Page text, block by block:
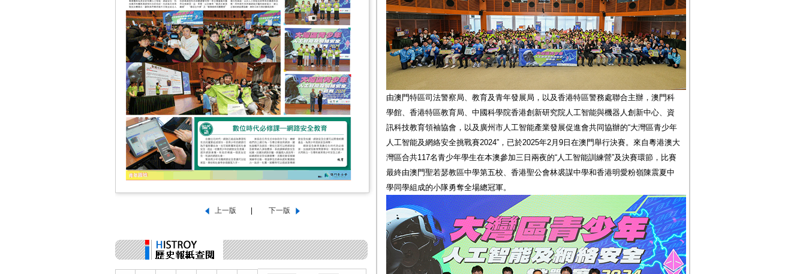
由澳門特區司法警察局、教育及青年發展局，以及香港特區警務處聯合主辦，澳門科
學館、香港特區教育局、中國科學院香港創新研究院人工智能與機器人創新中心、資
訊科技教育領袖協會，以及廣州市人工智能產業發展促進會共同協辦的“大灣區青少年
人工智能及網絡安全挑戰賽2024”，已於2025年2月9日在澳門舉行決賽。來自粵港澳大
灣區合共117名青少年學生在本澳參加三日兩夜的“人工智能訓練營”及決賽環節，比賽
最終由澳門聖若瑟教區中學第五校、香港聖公會林裘謀中學和香港明愛粉嶺陳震夏中
學同學組成的小隊勇奪全場總冠軍。